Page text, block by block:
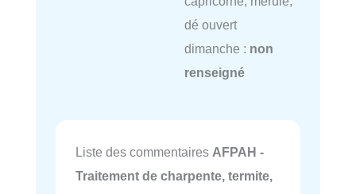
dé ouvert
dimanche : non
renseigné
Liste des commentaires AFPAH -
Traitement de charpente, termite,